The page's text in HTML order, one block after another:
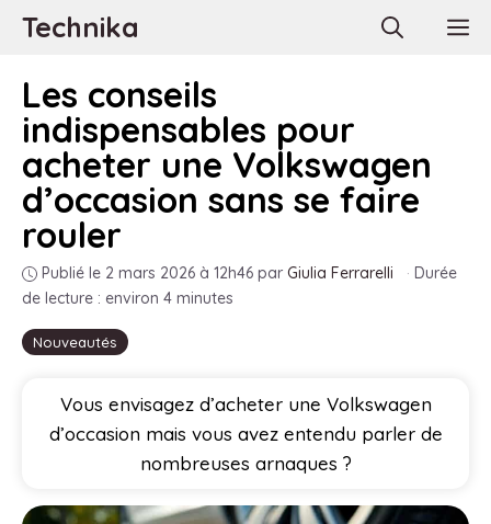
AllerTechnika
Nouveautés
Les conseils
indispensables pour
acheter une Volkswagen
d’occasion sans se faire
rouler
Publié le 2 mars 2026 à 12h46 par Giulia Ferrarelli · Durée
de lecture : environ 4 minutes
Vous envisagez d’acheter une Volkswagen
d’occasion mais vous avez entendu parler de
nombreuses arnaques ?